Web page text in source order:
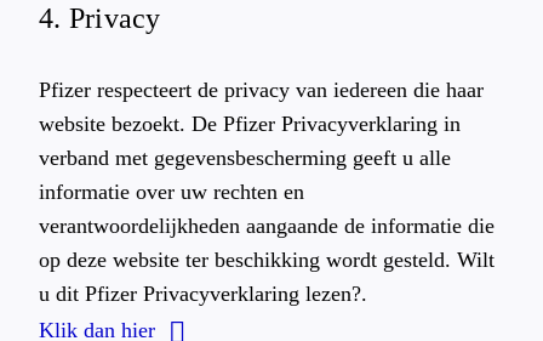
4. Privacy
Pfizer respecteert de privacy van iedereen die haar
website bezoekt. De Pfizer Privacyverklaring in
verband met gegevensbescherming geeft u alle
informatie over uw rechten en
verantwoordelijkheden aangaande de informatie die
op deze website ter beschikking wordt gesteld. Wilt
u dit Pfizer Privacyverklaring lezen?.
Klik dan hier